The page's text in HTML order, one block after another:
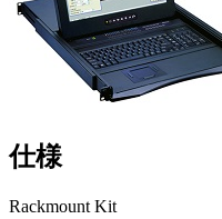
仕様
Rackmount Kit